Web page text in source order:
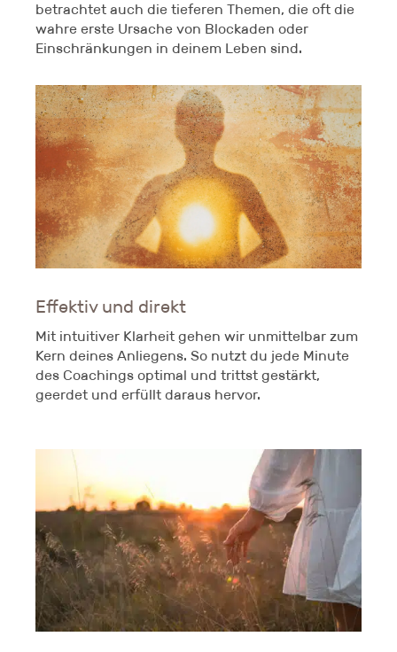
betrachtet auch die tieferen Themen, die oft die
wahre erste Ursache von Blockaden oder
Einschränkungen in deinem Leben sind.
Effektiv und direkt
Mit intuitiver Klarheit gehen wir unmittelbar zum
Kern deines Anliegens. So nutzt du jede Minute
des Coachings optimal und trittst gestärkt,
geerdet und erfüllt daraus hervor.